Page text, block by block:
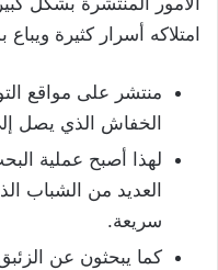
امتلاكه أسرار كثيرة
منتشر على مواقع
الخفاش الذي يصل
لهذا أصبح عملية
العديد من الشباب
سريعة.
كما يبحثون عن